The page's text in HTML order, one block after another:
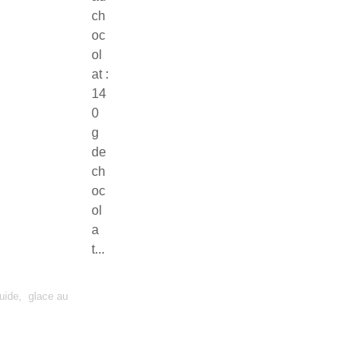
ch
oc
ol
at :
14
0
g
de
ch
oc
ol
a
t...
, glace au